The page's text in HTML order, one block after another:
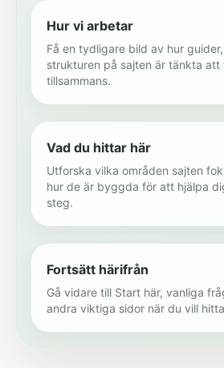
Hur vi arbetar
Få en tydligare bild av hur
strukturen på sajten är tänkta att
tillsammans.
Vad du hittar här
Utforska vilka områden sajten
hur de är byggda för att hjälpa
steg.
Fortsätt härifrån
Gå vidare till Start här, vanliga
andra viktiga sidor när du vill